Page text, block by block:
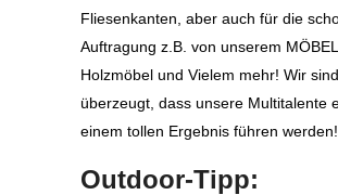
Fliesenkanten, aber auch für die
Auftragung z.B. von unserem
Holzmöbel und Vielem mehr! Wir sind
überzeugt, dass unsere Multitalente
einem tollen Ergebnis führen werden!
Outdoor-Tipp: